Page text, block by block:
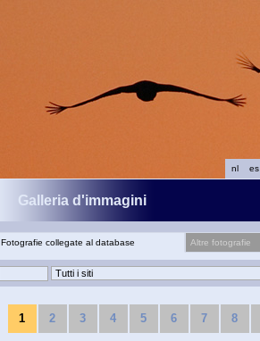
es
nl
Galleria d'immagini
Fotografie collegate al database Altre fotografie
1 2 3 4 5 6 7 8